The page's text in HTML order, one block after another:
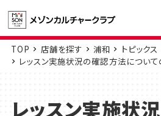
TOP 店舗を探す 浦和
トピックス
レッスン実施状況の確認方法につい
レッスン実施状